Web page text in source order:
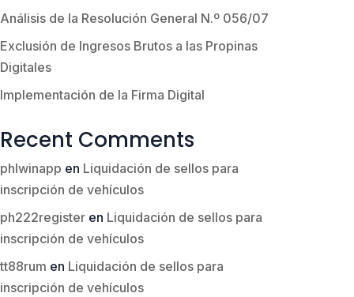
Análisis de la Resolución General N.º 056/07
Exclusión de Ingresos Brutos a las Propinas
Digitales
Implementación de la Firma Digital
Recent Comments
phlwinapp en Liquidación de sellos para
inscripción de vehículos
ph222register en Liquidación de sellos para
inscripción de vehículos
tt88rum en Liquidación de sellos para
inscripción de vehículos